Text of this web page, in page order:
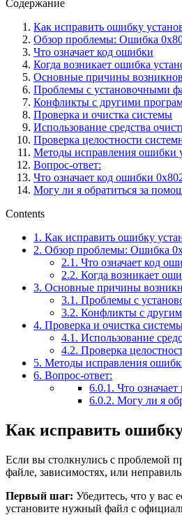
Содержание
Как исправить ошибку
Обзор проблемы: Ошибка
Что означает код ошибки
Когда возникает ошибка
Основные причины
Проблемы с установочными
Конфликты с другими
Проверка и очистка системы
Использование средства
Проверка целостности
Методы исправления ошибки
Вопрос-ответ:
Что означает код ошибки
Могу ли я обратиться за
Contents
1. Как исправить ошибку
2. Обзор проблемы: Ошибка
2.1. Что означает код
2.2. Когда возникает
3. Основные причины
3.1. Проблемы с
3.2. Конфликты с
4. Проверка и очистка
4.1. Использование
4.2. Проверка
5. Методы исправления
6. Вопрос-ответ:
6.0.1. Что
6.0.2. Могу ли я
Как исправить
Если вы столкнулись с проблемой
файле, зависимостях, или
Первый шаг: Убедитесь, что у вас
установите нужный файл с